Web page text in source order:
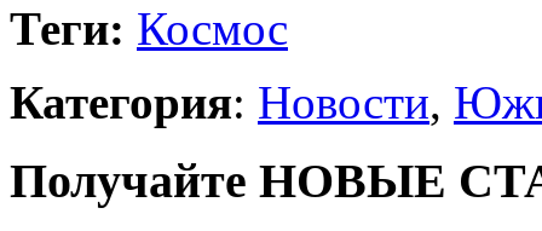
Теги: Космос
Категория: Новости,
Получайте НОВЫЕ